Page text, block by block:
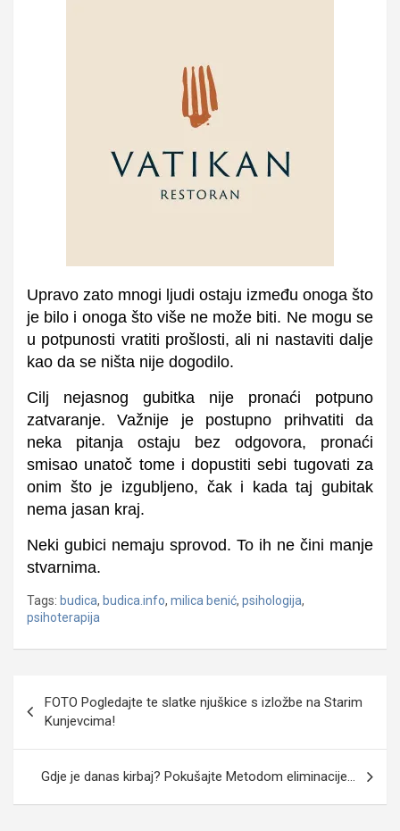
Upravo zato mnogi ljudi ostaju između onoga što
je bilo i onoga što više ne može biti. Ne mogu se
u potpunosti vratiti prošlosti, ali ni nastaviti dalje
kao da se ništa nije dogodilo.
Cilj nejasnog gubitka nije pronaći potpuno
zatvaranje. Važnije je postupno prihvatiti da
neka pitanja ostaju bez odgovora, pronaći
smisao unatoč tome i dopustiti sebi tugovati za
onim što je izgubljeno, čak i kada taj gubitak
nema jasan kraj.
Neki gubici nemaju sprovod. To ih ne čini manje
stvarnima.
Tags: budica, budica.info, milica benić, psihologija,
psihoterapija
objava
FOTO Pogledajte te slatke njuškice s izložbe na Starim
Kunjevcima!
Gdje je danas kirbaj? Pokušajte Metodom eliminacije…